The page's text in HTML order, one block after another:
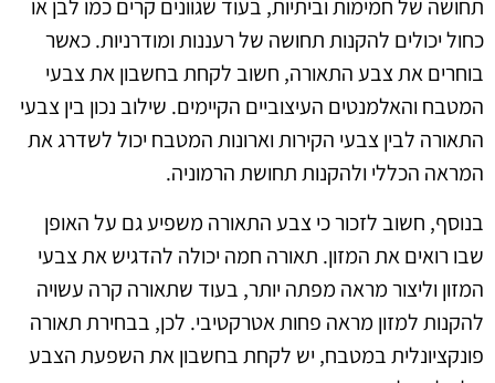
תחושה של חמימות וביתיות, בעוד שגוונים קרים כמו לבן או
כחול יכולים להקנות תחושה של רעננות ומודרניות. כאשר
בוחרים את צבע התאורה, חשוב לקחת בחשבון את צבעי
המטבח והאלמנטים העיצוביים הקיימים. שילוב נכון בין צבעי
התאורה לבין צבעי הקירות וארונות המטבח יכול לשדרג את
המראה הכללי ולהקנות תחושת הרמוניה.
בנוסף, חשוב לזכור כי צבע התאורה משפיע גם על האופן
שבו רואים את המזון. תאורה חמה יכולה להדגיש את צבעי
המזון וליצור מראה מפתה יותר, בעוד שתאורה קרה עשויה
להקנות למזון מראה פחות אטרקטיבי. לכן, בבחירת תאורה
פונקציונלית במטבח, יש לקחת בחשבון את השפעת הצבע